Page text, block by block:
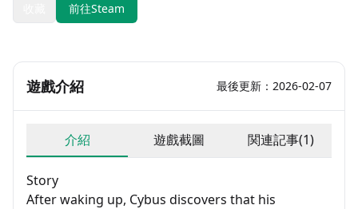
前往Steam
遊戲介紹 最後更新：2026-02-07
介紹 遊戲截圖 関連記事(1)
Story
After waking up, Cybus discovers that his